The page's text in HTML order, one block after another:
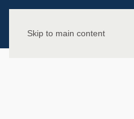
Skip to main content